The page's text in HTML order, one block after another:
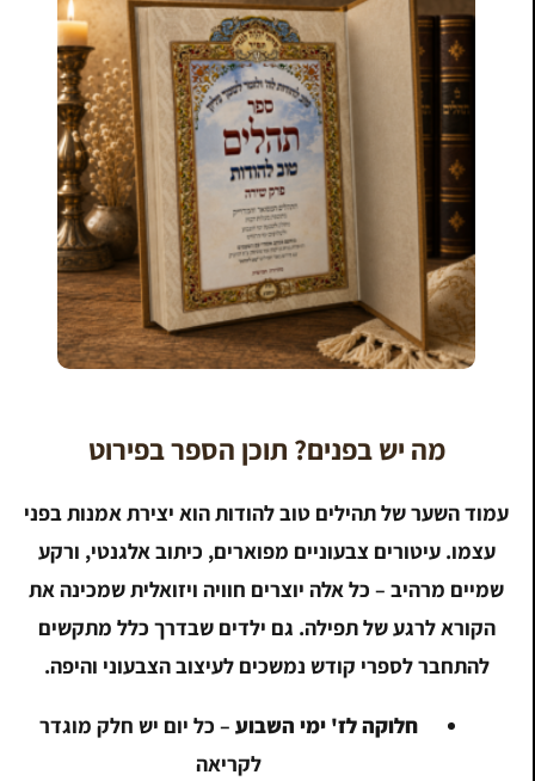
מה יש בפנים? תוכן הספר בפירוט
עמוד השער של תהילים טוב להודות הוא יצירת אמנות בפני
עצמו. עיטורים צבעוניים מפוארים, כיתוב אלגנטי, ורקע
שמיים מרהיב – כל אלה יוצרים חוויה ויזואלית שמכינה את
הקורא לרגע של תפילה. גם ילדים שבדרך כלל מתקשים
להתחבר לספרי קודש נמשכים לעיצוב הצבעוני והיפה.
חלוקה לז' ימי השבוע– כל יום יש חלק מוגדר
לקריאה